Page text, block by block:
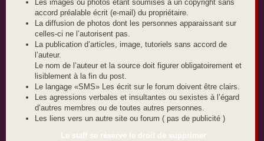
Les images ou photos étant soumises à un copyright sans
accord préalable écrit (e-mail) du propriétaire.
La diffusion de photos dont les personnes apparaissant sur
celles-ci ne l’autorisent pas.
La publication d’articles, image, tutoriels sans accord de
l’auteur.
Le nom de l’auteur et la source doit figurer obligatoirement et
lisiblement à la fin du post.
Le langage «SMS» Les écrit sur le forum doivent être clairs.
Les agressions verbales et insultantes ou sexistes à l’égard
d’autres membres ou de toutes autres personnes.
Les liens vers un autre site ou forum ( pas de publicité )
Le staff se réserve le droit de supprimer